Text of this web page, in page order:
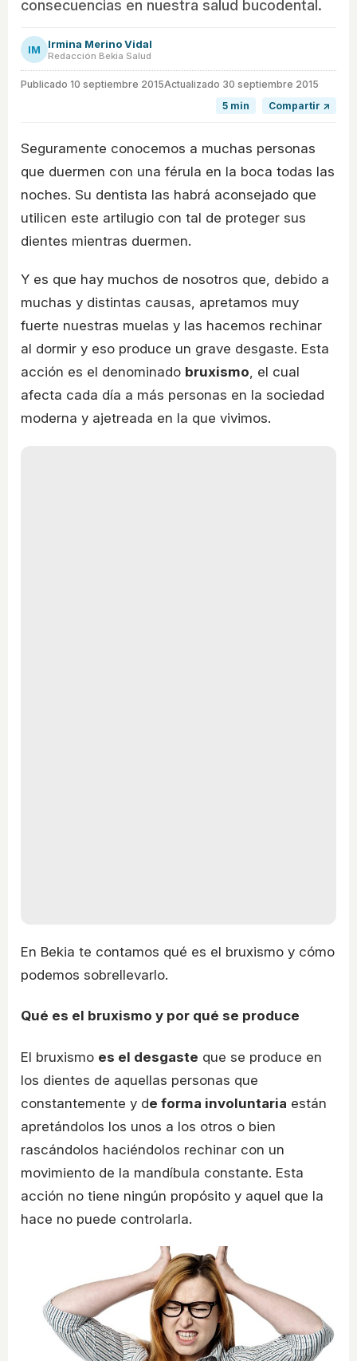
consecuencias en nuestra salud bucodental.
IM Irmina Merino Vidal
Redacción Bekia Salud
Publicado 10 septiembre 2015Actualizado 30 septiembre 2015
5 min
Compartir ↗
Seguramente conocemos a muchas personas
que duermen con una férula en la boca todas las
noches. Su dentista las habrá aconsejado que
utilicen este artilugio con tal de proteger sus
dientes mientras duermen.
Y es que hay muchos de nosotros que, debido a
muchas y distintas causas, apretamos muy
fuerte nuestras muelas y las hacemos rechinar
al dormir y eso produce un grave desgaste. Esta
acción es el denominado bruxismo , el cual
afecta cada día a más personas en la sociedad
moderna y ajetreada en la que vivimos.
En Bekia te contamos qué es el bruxismo y cómo
podemos sobrellevarlo.
Qué es el bruxismo y por qué se produce
El bruxismo es el desgaste que se produce en
los dientes de aquellas personas que
constantemente y de forma involuntaria están
apretándolos los unos a los otros o bien
rascándolos haciéndolos rechinar con un
movimiento de la mandíbula constante. Esta
acción no tiene ningún propósito y aquel que la
hace no puede controlarla.